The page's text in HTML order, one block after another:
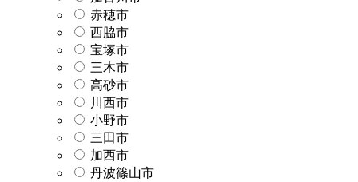
赤穂市
西脇市
宝塚市
三木市
高砂市
川西市
小野市
三田市
加西市
丹波篠山市